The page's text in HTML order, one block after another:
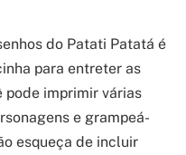
do Patati Patatá é
para entreter as
pode imprimir várias
e grampeá-
esqueça de incluir